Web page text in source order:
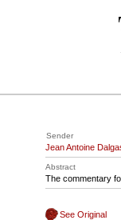
Spring navigation
Sender
Jean Antoine
Abstract
The commentary
See Original